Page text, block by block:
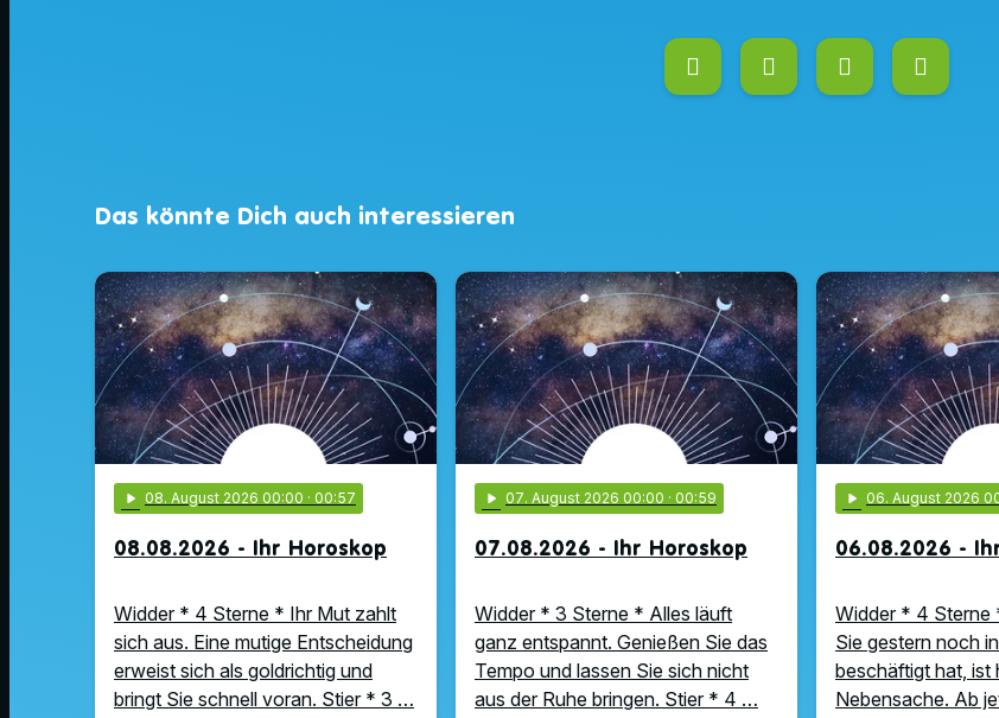
Das könnte Dich auch interessieren
play_arrow 08. August 2026 00:00 · 00:57
08.08.2026 - Ihr Horoskop
Widder * 4 Sterne * Ihr Mut zahlt
sich aus. Eine mutige Entscheidung
erweist sich als goldrichtig und
bringt Sie schnell voran. Stier * 3 …
play_arrow 07. August 2026 00:00 · 00:59
07.08.2026 - Ihr Horoskop
Widder * 3 Sterne * Alles läuft
ganz entspannt. Genießen Sie das
Tempo und lassen Sie sich nicht
aus der Ruhe bringen. Stier * 4 …
play_arrow 06. August 2026
06.08.2026 -
Widder * 4 Sterne
Sie gestern noch
beschäftigt hat, ist
Nebensache. Ab